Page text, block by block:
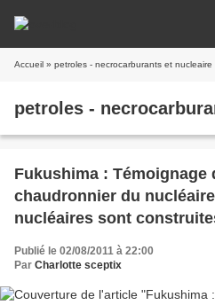
Accueil » petroles - necrocarburants et nucleaire
petroles -
Fukushima : Témoignage
chaudronnier du
nucléaires sont
incompétents »
Publié le 02/08/2011 à 22:00
Par Charlotte sceptix